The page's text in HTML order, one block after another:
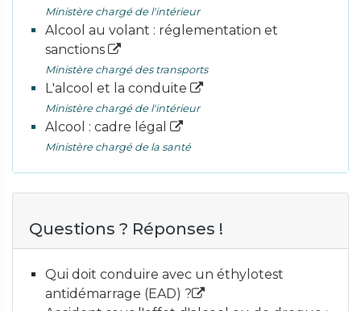
Ministère chargé de l'intérieur
Alcool au volant : réglementation et
sanctions
Ministère chargé des transports
L'alcool et la conduite
Ministère chargé de l'intérieur
Alcool : cadre légal
Ministère chargé de la santé
Questions ? Réponses !
Qui doit conduire avec un éthylotest
antidémarrage (EAD) ?